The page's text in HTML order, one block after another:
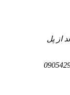
از پل